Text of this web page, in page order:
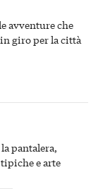
avventure che
giro per la città
pantalera,
e arte